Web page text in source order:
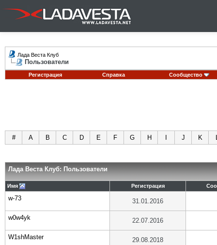
Лада Веста Клуб
Пользователи
Регистрация Справка Сообщество
# A B C D E F G H J K
Лада Веста Клуб: Пользователи
Имя Регистрация
w-73 31.01.2016
w0w4yk 22.07.2016
W1shMaster 29.08.2018